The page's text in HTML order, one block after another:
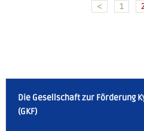
< 1
Die Gesellschaft zur Förderung
(GKF)